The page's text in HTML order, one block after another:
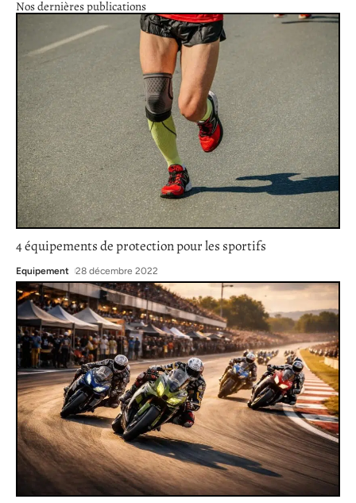
Nos dernières publications
4 équipements de protection pour les sportifs
Equipement 28 décembre 2022